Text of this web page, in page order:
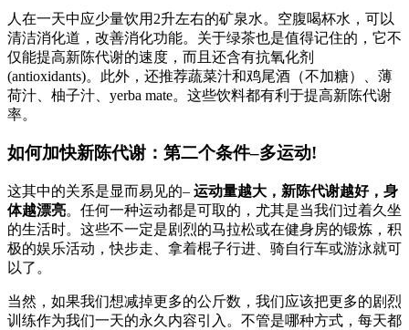
人在一天中应少量饮用2升左右的矿泉水。空腹喝杯水，可以
清洁消化道，改善消化功能。关于绿茶也是值得记住的，它不
仅能提高新陈代谢的速度，而且还含有抗氧化剂
(antioxidants)。此外，还推荐蔬菜汁和鸡尾酒（不加糖）、薄
荷汁、柚子汁、yerba mate。这些饮料都有利于提高新陈代谢
率。
如何加快新陈代谢：第二个条件–多运动!
这其中的关系是显而易见的– 运动量越大，新陈代谢越好，身
体越漂亮。任何一种运动都是可取的，尤其是当我们过着久坐
的生活时。这些不一定是剧烈的马拉松或在健身房的锻炼，积
极的娱乐活动，快步走、拿着棍子行进、骑自行车或游泳就可
以了。
当然，如果我们想减掉更多的公斤数，我们应该把更多的剧烈
训练作为我们一天的永久内容引入。不管是哪种方式，每天都